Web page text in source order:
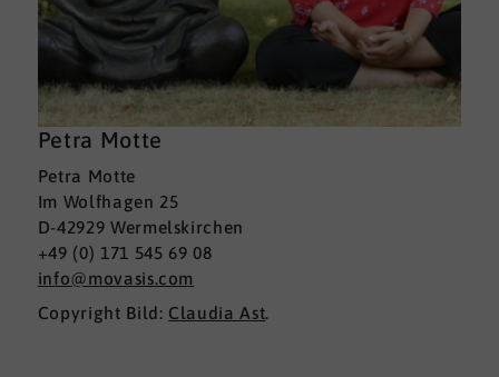
Petra Motte
Petra Motte
Im Wolfhagen 25
D-42929 Wermelskirchen
+49 (0) 171 545 69 08
info@movasis.com
Copyright Bild: Claudia Ast.